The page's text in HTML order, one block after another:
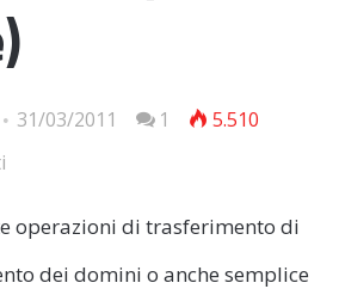
31/03/2011 1
5.510
operazioni di trasferimento di
dei domini o anche semplice